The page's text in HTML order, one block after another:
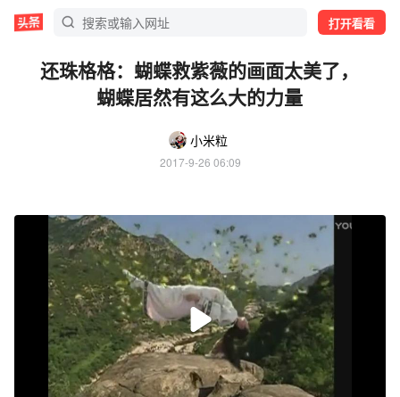
打开看看
还珠格格：蝴蝶救紫薇的画面太美了，
蝴蝶居然有这么大的力量
小米粒
2017-9-26 06:09